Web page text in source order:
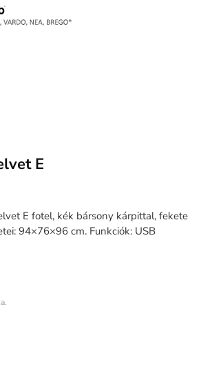
E
E fotel, kék bársony kárpittal, fekete
94×76×96 cm. Funkciók: USB